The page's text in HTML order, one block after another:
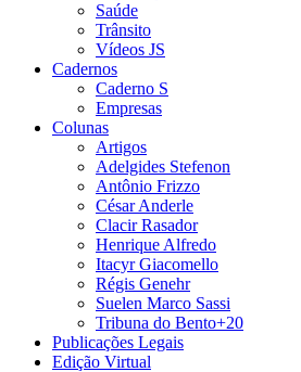
Saúde
Trânsito
Vídeos JS
Cadernos
Caderno S
Empresas
Colunas
Artigos
Adelgides Stefenon
Antônio Frizzo
César Anderle
Clacir Rasador
Henrique Alfredo
Itacyr Giacomello
Régis Genehr
Suelen Marco Sassi
Tribuna do Bento+20
Publicações Legais
Edição Virtual